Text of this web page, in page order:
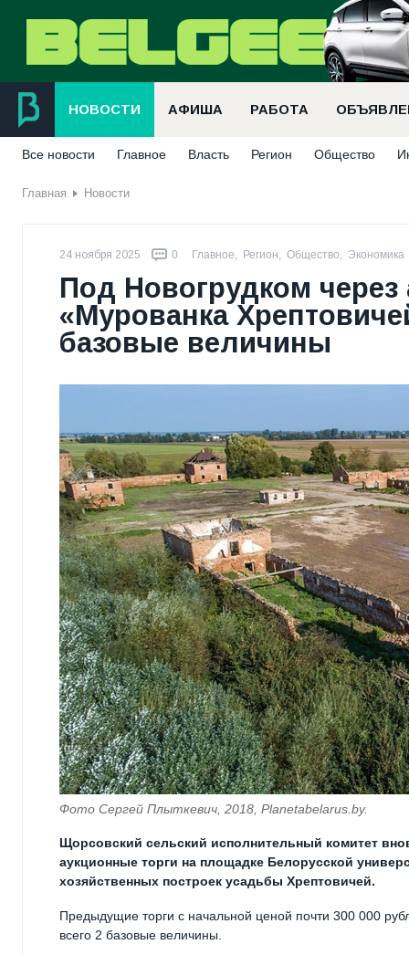
НОВОСТИ АФИША РАБОТА
Все новости Главное Власть Регион Общество
Главная Новости
24 ноября 2025 0 Главное, Регион, Общество, Экономика
Под Новогрудком через
«Мурованка
базовые величины
Фото Сергей Плыткевич, 2018, Planetabelarus.by.
Щорсовский сельский исполнительный комитет
аукционные торги на площадке Белорусской
хозяйственных построек усадьбы Хрептовичей.
Предыдущие торги с начальной ценой почти 300 000
всего 2 базовые величины.